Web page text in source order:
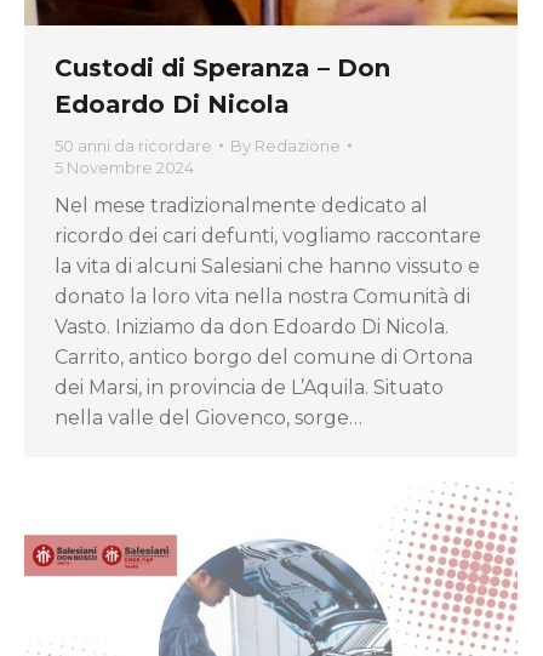
Custodi di Speranza – Don
Edoardo Di Nicola
50 anni da ricordare By Redazione
5 Novembre 2024
Nel mese tradizionalmente dedicato al
ricordo dei cari defunti, vogliamo raccontare
la vita di alcuni Salesiani che hanno vissuto e
donato la loro vita nella nostra Comunità di
Vasto. Iniziamo da don Edoardo Di Nicola.
Carrito, antico borgo del comune di Ortona
dei Marsi, in provincia de L’Aquila. Situato
nella valle del Giovenco, sorge…